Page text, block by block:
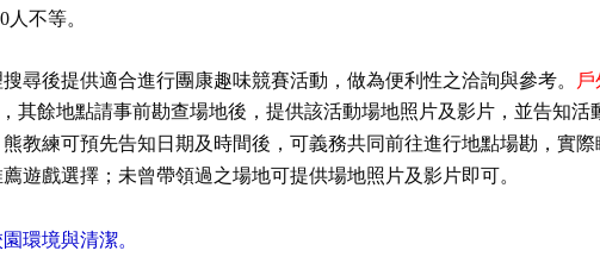
人不等。
尋後提供適合進行團康趣味競賽活動，做為便利性之洽詢與參考。
，其餘地點請事前勘查場地後，提供該活動場地照片及影片，並告知活
教練可預先告知日期及時間後，可義務共同前往進行地點場勘，實
遊戲選擇 ；未曾帶領過之場地可提供場地照片及影片即可。
環境與清潔。